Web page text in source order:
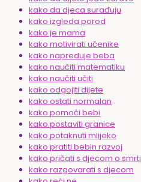
kako da djeca surađuju
kako izgleda porod
kako je mama
kako motivirati učenike
kako napreduje beba
kako naučiti matematiku
kako naučiti učiti
kako odgojiti dijete
kako ostati normalan
kako pomoći bebi
kako postaviti granice
kako potaknuti mlijeko
kako pratiti bebin razvoj
kako pričati s djecom o smrti
kako razgovarati s djecom